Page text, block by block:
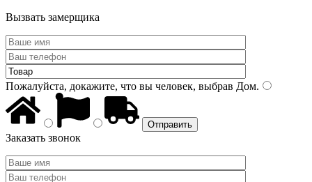
Вызвать замерщика
Пожалуйста, докажите, что вы человек, выбрав Дом.
Заказать звонок